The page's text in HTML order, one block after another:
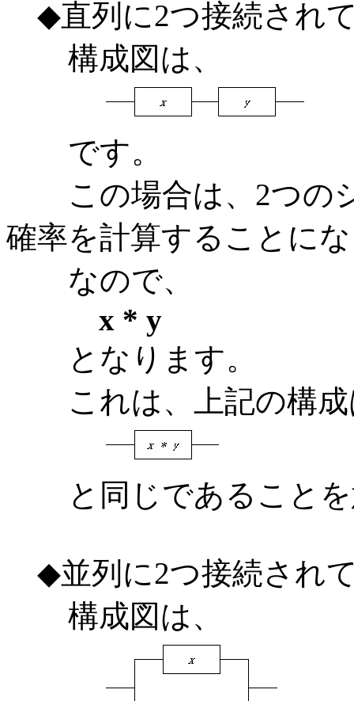
◆直列に2つ接続され
構成図は、
です。
この場合は、2つの
確率を計算することに
なので、
x * y
となります。
これは、上記の構成
と同じであることを
◆並列に2つ接続され
構成図は、